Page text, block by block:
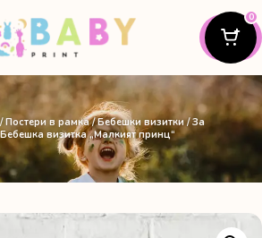
0
Постери в рамка/Бебешки визитки/За
визитка „Малкият принц“